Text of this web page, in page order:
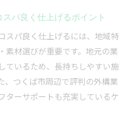
パ良く仕上げるポイント
スパ良く仕上げるには、地域特
素材選びが重要です。地元の業
ているため、長持ちしやすい施
、つくば市周辺で評判の外構業
ターサポートも充実しているケ